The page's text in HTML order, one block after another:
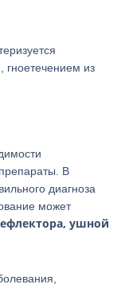
гноетечением из
В
диагноза
может
ушной